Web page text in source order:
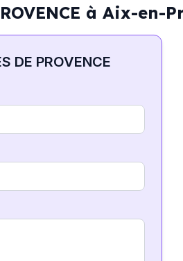
à Aix-en-
DE PROVENCE